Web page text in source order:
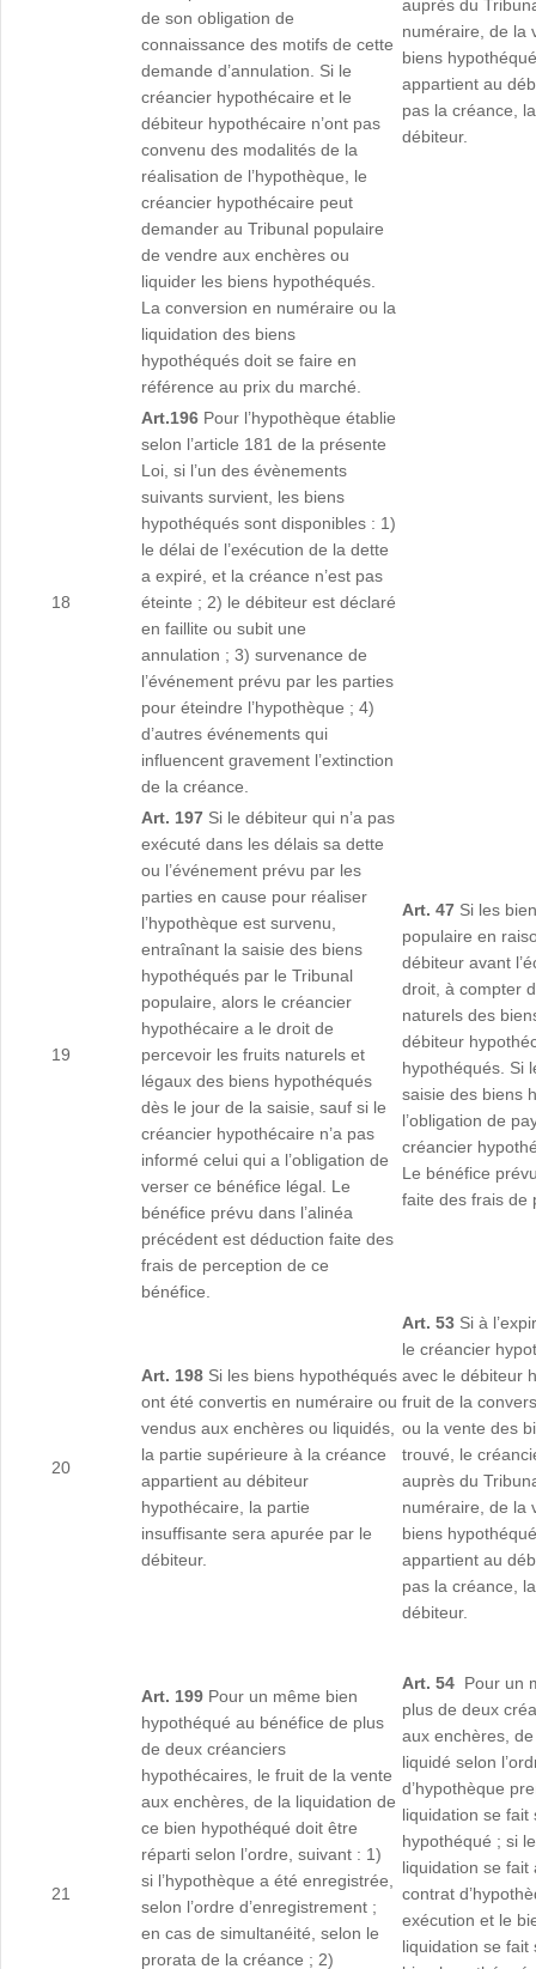
de son obligation de
connaissance des motifs de cette
demande d’annulation. Si le
créancier hypothécaire et le
débiteur hypothécaire n’ont pas
convenu des modalités de la
réalisation de l’hypothèque, le
créancier hypothécaire peut
demander au Tribunal populaire
de vendre aux enchères ou
liquider les biens hypothéqués.
La conversion en numéraire ou la
liquidation des biens
hypothéqués doit se faire en
référence au prix du marché.
auprès du
numéraire, de la
biens
appartient au
pas la créance,
débiteur.
18
Art.196 Pour l’hypothèque établie
selon l’article 181 de la présente
Loi, si l’un des évènements
suivants survient, les biens
hypothéqués sont disponibles : 1)
le délai de l’exécution de la dette
a expiré, et la créance n’est pas
éteinte ; 2) le débiteur est déclaré
en faillite ou subit une
annulation ; 3) survenance de
l’événement prévu par les parties
pour éteindre l’hypothèque ; 4)
d’autres événements qui
influencent gravement l’extinction
de la créance.
19
Art. 197 Si le débiteur qui n’a pas
exécuté dans les délais sa dette
ou l’événement prévu par les
parties en cause pour réaliser
l’hypothèque est survenu,
entraînant la saisie des biens
hypothéqués par le Tribunal
populaire, alors le créancier
hypothécaire a le droit de
percevoir les fruits naturels et
légaux des biens hypothéqués
dès le jour de la saisie, sauf si le
créancier hypothécaire n’a pas
informé celui qui a l’obligation de
verser ce bénéfice légal. Le
bénéfice prévu dans l’alinéa
précédent est déduction faite des
frais de perception de ce
bénéfice.
Art. 47 Si les
populaire en
débiteur avant
droit, à compter
naturels des
débiteur
hypothéqués. Si
saisie des biens
l’obligation de
créancier
Le bénéfice
faite des frais de
20
Art. 198 Si les biens hypothéqués
ont été convertis en numéraire ou
vendus aux enchères ou liquidés,
la partie supérieure à la créance
appartient au débiteur
hypothécaire, la partie
insuffisante sera apurée par le
débiteur.
Art. 53 Si à
le créancier
avec le débiteur
fruit de la
ou la vente des
trouvé, le
auprès du
numéraire, de la
biens
appartient au
pas la créance,
débiteur.
21
Art. 199 Pour un même bien
hypothéqué au bénéfice de plus
de deux créanciers
hypothécaires, le fruit de la vente
aux enchères, de la liquidation de
ce bien hypothéqué doit être
réparti selon l’ordre, suivant : 1)
si l’hypothèque a été enregistrée,
selon l’ordre d’enregistrement ;
en cas de simultanéité, selon le
prorata de la créance ; 2)
Art. 54 Pour un
plus de deux
aux enchères,
liquidé selon
d’hypothèque
liquidation se fait
hypothéqué ; si
liquidation se
contrat
exécution et le
liquidation se